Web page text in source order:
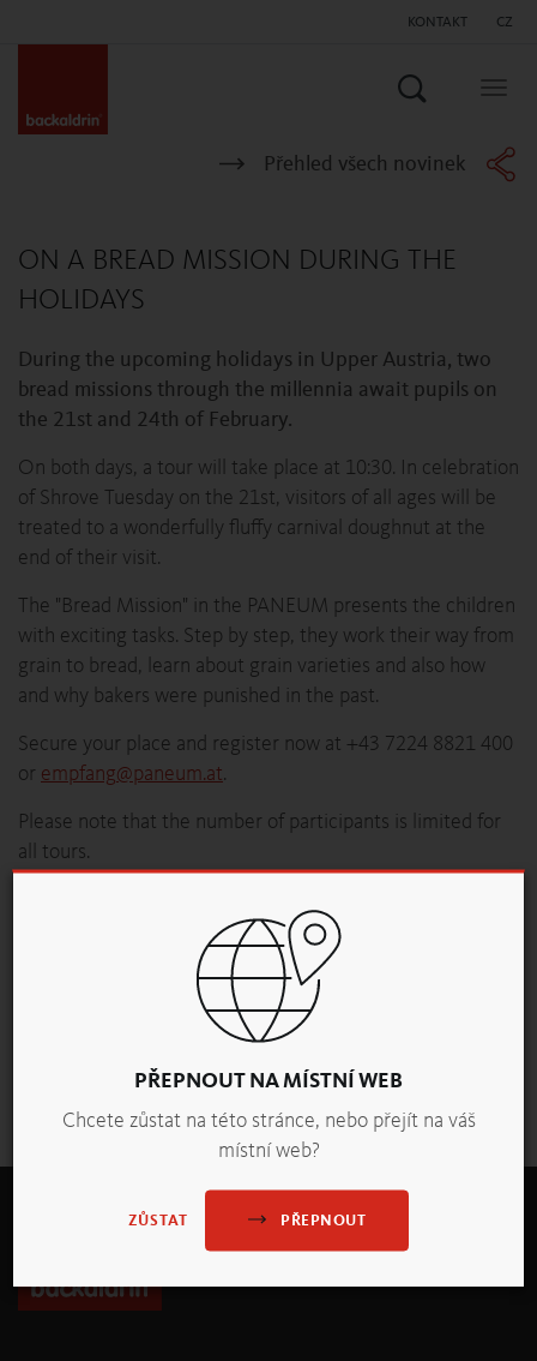
PŘEPNOUT NA MÍSTNÍ WEB
Chcete zůstat na této stránce, nebo přejít na váš
místní web?
ZŮSTAT PŘEPNOUT
KONTAKT CZ
Vyhledat
Přehled všech novinek
ON A BREAD MISSION DURING THE
HOLIDAYS
During the upcoming holidays in Upper Austria, two
bread missions through the millennia await pupils on
the 21st and 24th of February.
On both days, a tour will take place at 10:30. In celebration
of Shrove Tuesday on the 21st, visitors of all ages will be
treated to a wonderfully fluffy carnival doughnut at the
end of their visit.
The "Bread Mission" in the PANEUM presents the children
with exciting tasks. Step by step, they work their way from
grain to bread, learn about grain varieties and also how
and why bakers were punished in the past.
Secure your place and register now at +43 7224 8821 400
or empfang@paneum.at.
Please note that the number of participants is limited for
all tours.